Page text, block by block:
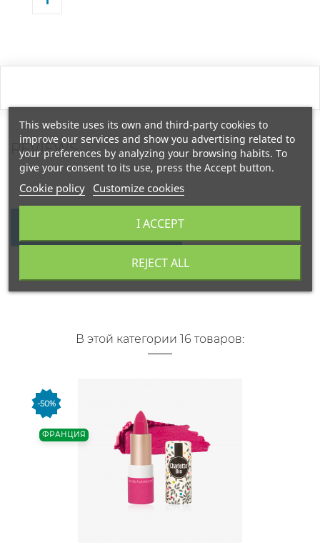
REVIEWS
WRITE YOUR REVIEW
В этой категории 16 товаров:
-50%
ФРАНЦИЯ
This website uses its own and third-party cookies to
improve our services and show you advertising related to
your preferences by analyzing your browsing habits. To
give your consent to its use, press the Accept button.
Cookie policy Customize cookies
REJECT ALL
I ACCEPT